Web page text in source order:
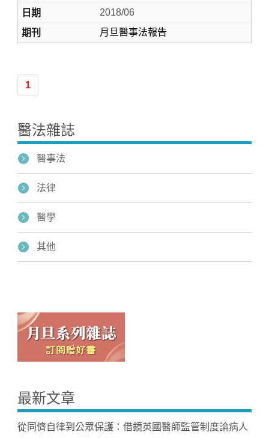
2018/06
月旦醫事法報告
1
醫法雜誌
醫事法
法律
醫學
其他
最新文章
從同儕自律到公眾保護：借鏡英國醫師監管制度論病人